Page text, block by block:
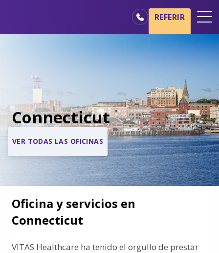
Nuestros servicios
Profesionales médicos
Familiares y cuidadores
REFERIR
Connecticut
VER TODAS LAS OFICINAS
Oficina y servicios en
Connecticut
VITAS Healthcare ha tenido el orgullo de prestar